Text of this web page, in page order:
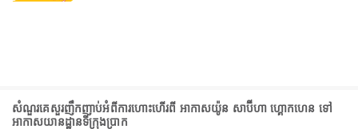
សំណួរគេសួរញឹកញាប់អំពីការហោះហើរពី អាកាសយ៉ូន សាប៊ីហា ហ្គោកហេន ទៅ
អាកាសយានដ្ឋានទីក្រុងប្រាក